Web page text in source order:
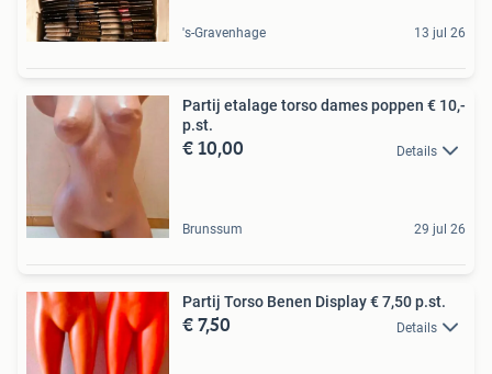
's-Gravenhage 13 jul 26
Partij etalage torso dames poppen € 10,-
p.st.
€ 10,00 Details
Brunssum 29 jul 26
Partij Torso Benen Display € 7,50 p.st.
€ 7,50 Details